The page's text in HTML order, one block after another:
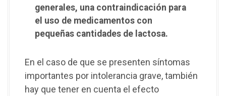
generales, una contraindicación para
el uso de medicamentos con
pequeñas cantidades de lactosa.
En el caso de que se presenten síntomas
importantes por intolerancia grave, también
hay que tener en cuenta el efecto